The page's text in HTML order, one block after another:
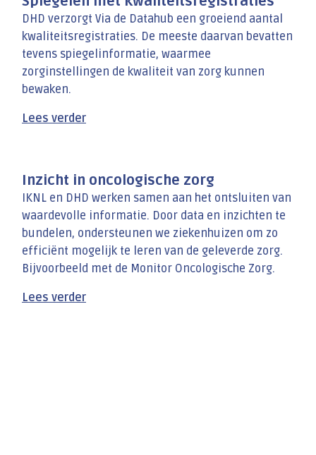
DHD verzorgt Via de Datahub een groeiend aantal
kwaliteitsregistraties. De meeste daarvan bevatten
tevens spiegelinformatie, waarmee
zorginstellingen de kwaliteit van zorg kunnen
bewaken.
Lees verder
Inzicht in oncologische zorg
IKNL en DHD werken samen aan het ontsluiten van
waardevolle informatie. Door data en inzichten te
bundelen, ondersteunen we ziekenhuizen om zo
efficiënt mogelijk te leren van de geleverde zorg.
Bijvoorbeeld met de Monitor Oncologische Zorg.
Lees verder